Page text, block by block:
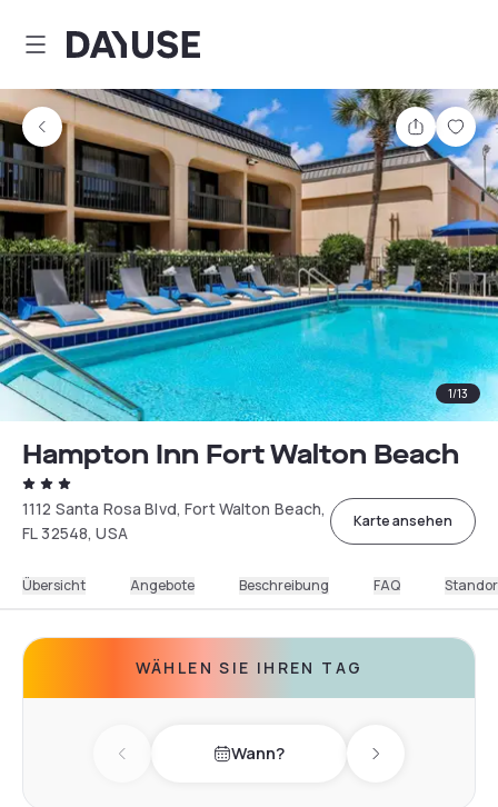
Dayuse
Teilen
1/13
Hampton Inn Fort Walton Beach
1112 Santa Rosa Blvd, Fort Walton Beach,
FL 32548, USA
Karte ansehen
Übersicht Angebote Beschreibung FAQ
WÄHLEN SIE IHREN TAG
Previous day Wann? Next day